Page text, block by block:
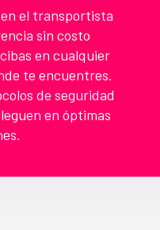
el transportista
sin costo
en cualquier
te encuentres.
de seguridad
en óptimas